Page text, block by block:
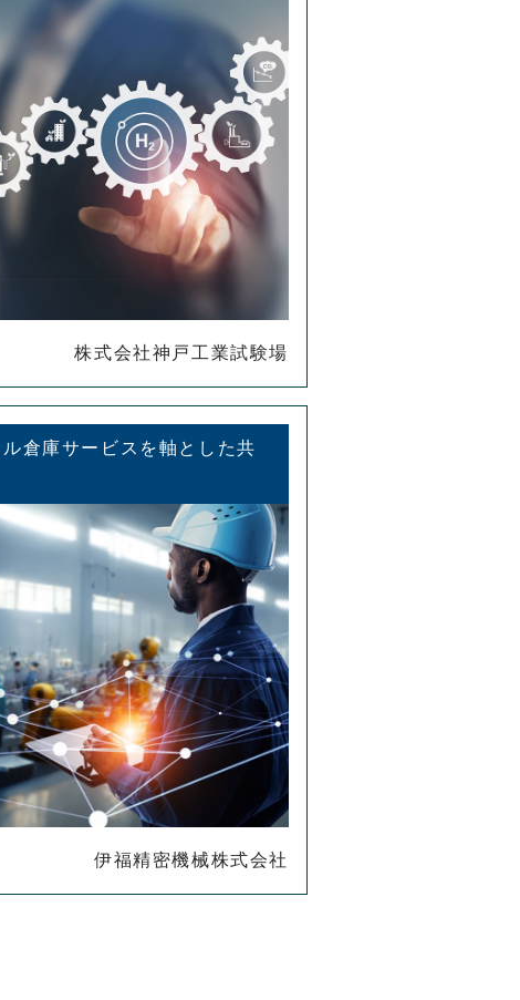
株式会社神戸工業試験場
倉庫サービスを軸とした共
伊福精密機械株式会社